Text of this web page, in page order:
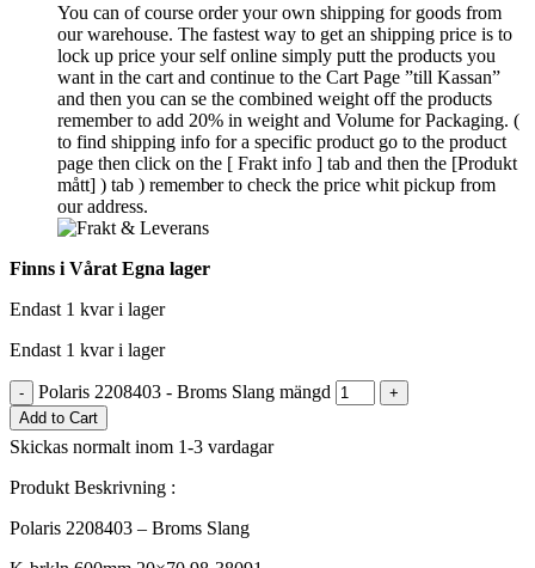
You can of course order your own shipping for goods from
our warehouse. The fastest way to get an shipping price is to
lock up price your self online simply putt the products you
want in the cart and continue to the Cart Page ”till Kassan”
and then you can se the combined weight off the products
remember to add 20% in weight and Volume for Packaging. (
to find shipping info for a specific product go to the product
page then click on the [ Frakt info ] tab and then the [Produkt
mått] ) tab ) rememberto check the price whit pickup from
our address.
Finns i Vårat Egna lager
Endast 1 kvar i lager
Endast 1 kvar i lager
- Polaris 2208403 - Broms Slang mängd
+
Add to Cart
Skickas normalt inom 1-3 vardagar
Produkt Beskrivning :
Polaris 2208403 – Broms Slang